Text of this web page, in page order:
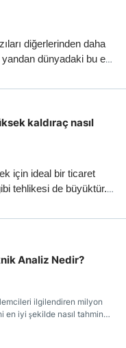
diğerlerinden daha
dünyadaki bu en
ve incelikleri
var. Ayrıca dünya
kaldıraç nasıl
için ideal bir ticaret
tehlikesi de büyüktür.
doğrularla ve
Analiz Nedir?
ilgilendiren milyon
en iyi şekilde nasıl tahmin
%100 kesinlik ve
özellikle vurgulamamız